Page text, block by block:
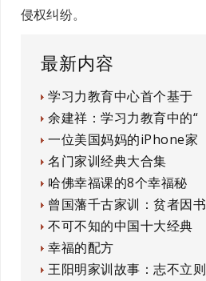
侵权纠纷。
最新内容
学习力教育中心首个基于
余建祥：学习力教育中的“
一位美国妈妈的iPhone家
名门家训经典大合集
哈佛幸福课的8个幸福秘
曾国藩千古家训：贫者因书
不可不知的中国十大经典
幸福的配方
王阳明家训故事：志不立则